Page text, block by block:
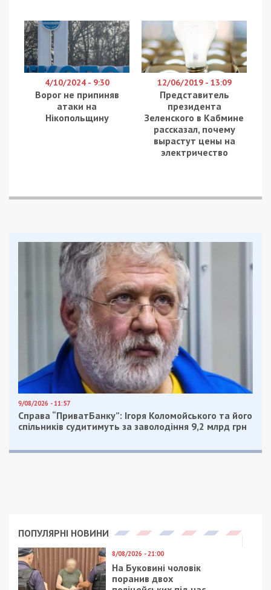
достроенный Центральный мост. В центральной
его части пролеты еще отсутствуют, а возле
опор стоят вспомогательные строительные
конструкции. За Центральным мостом видно,
хоть и размыто, из-за большого расстояния
Амурский (Старый) мост.
В Днепре показали, как выглядела
набережная во время войны: фото
Как в Днепре выглядит один из
главных мостов с необычного ракурса:
Facebook
Telegram
Twitter
WhatsApp
Viber
Email
Категории:Суспільство| Метки:история
история днепра
Рекламні блоки дають нам змогу
залишатися незалежними ЗМІ, а вам -
отримувати найсвіжіші новини під ними.
Читайте також